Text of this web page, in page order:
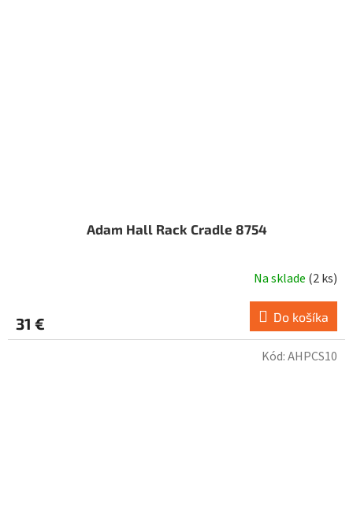
Adam Hall Rack Cradle 8754
Na sklade (2 ks)
31 € Do košíka
Kód:AHPCS10